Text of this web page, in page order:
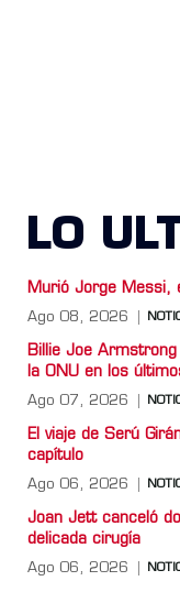
LO
Murió Jorge Messi,
Ago 08, 2026
Billie Joe
la ONU en los
Ago 07, 2026
El viaje de Serú
capítulo
Ago 06, 2026
Joan Jett canceló
delicada cirugía
Ago 06, 2026